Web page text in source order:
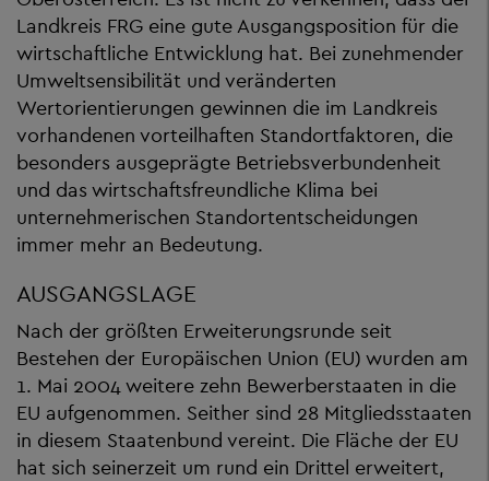
Landkreis FRG eine gute Ausgangsposition für die
wirtschaftliche Entwicklung hat. Bei zunehmender
Umweltsensibilität und veränderten
Wertorientierungen gewinnen die im Landkreis
vorhandenen vorteilhaften Standortfaktoren, die
besonders ausgeprägte Betriebsverbundenheit
und das wirtschaftsfreundliche Klima bei
unternehmerischen Standortentscheidungen
immer mehr an Bedeutung.
AUSGANGSLAGE
Nach der größten Erweiterungsrunde seit
Bestehen der Europäischen Union (EU) wurden am
1. Mai 2004 weitere zehn Bewerberstaaten in die
EU aufgenommen. Seither sind 28 Mitgliedsstaaten
in diesem Staatenbund vereint. Die Fläche der EU
hat sich seinerzeit um rund ein Drittel erweitert,